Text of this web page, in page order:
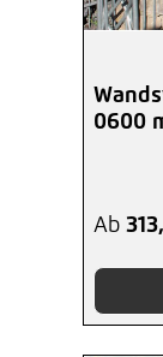
0600
Ab